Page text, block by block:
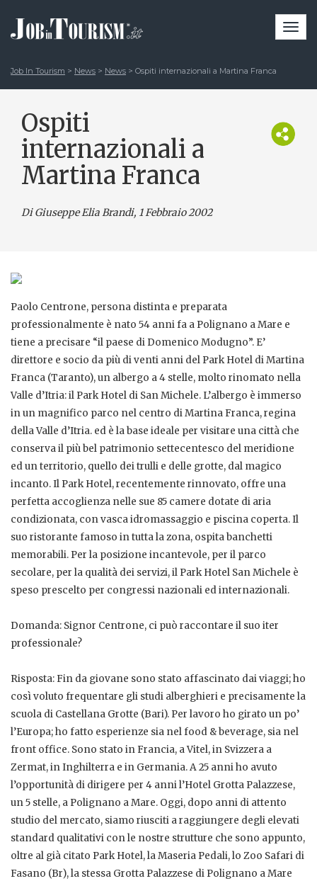
Job In Tourism > News > News > Ospiti internazionali a Martina Franca
Ospiti
internazionali a
Martina Franca
Di Giuseppe Elia Brandi, 1 Febbraio 2002
Paolo Centrone, persona distinta e preparata
professionalmente è nato 54 anni fa a Polignano a Mare e
tiene a precisare “il paese di Domenico Modugno”. E’
direttore e socio da più di venti anni del Park Hotel di Martina
Franca (Taranto), un albergo a 4 stelle, molto rinomato nella
Valle d’Itria: il Park Hotel di San Michele. L’albergo è immerso
in un magnifico parco nel centro di Martina Franca, regina
della Valle d’Itria. ed è la base ideale per visitare una città che
conserva il più bel patrimonio settecentesco del meridione
ed un territorio, quello dei trulli e delle grotte, dal magico
incanto. Il Park Hotel, recentemente rinnovato, offre una
perfetta accoglienza nelle sue 85 camere dotate di aria
condizionata, con vasca idromassaggio e piscina coperta. Il
suo ristorante famoso in tutta la zona, ospita banchetti
memorabili. Per la posizione incantevole, per il parco
secolare, per la qualità dei servizi, il Park Hotel San Michele è
speso prescelto per congressi nazionali ed internazionali.
Domanda: Signor Centrone, ci può raccontare il suo iter
professionale?
Risposta: Fin da giovane sono stato affascinato dai viaggi; ho
così voluto frequentare gli studi alberghieri e precisamente la
scuola di Castellana Grotte (Bari). Per lavoro ho girato un po’
l’Europa; ho fatto esperienze sia nel food & beverage, sia nel
front office. Sono stato in Francia, a Vitel, in Svizzera a
Zermat, in Inghilterra e in Germania. A 25 anni ho avuto
l’opportunità di dirigere per 4 anni l’Hotel Grotta Palazzese,
un 5 stelle, a Polignano a Mare. Oggi, dopo anni di attento
studio del mercato, siamo riusciti a raggiungere degli elevati
standard qualitativi con le nostre strutture che sono appunto,
oltre al già citato Park Hotel, la Maseria Pedali, lo Zoo Safari di
Fasano (Br), la stessa Grotta Palazzese di Polignano a Mare